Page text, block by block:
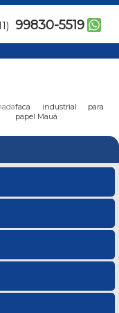
99830-5519
faca industrial para
papel Mauá